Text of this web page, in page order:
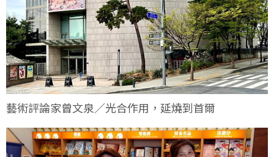
藝術評論家曾文泉／光合作用，延燒到首爾